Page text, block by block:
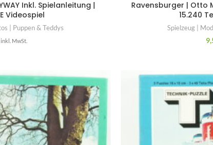
Inkl. Spielanleitung |
Videospiel
| Puppen & Teddys
inkl. MwSt.
Ravensburger | Otto
15.240
Spielzeug |